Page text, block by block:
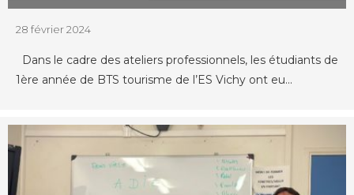
28 février 2024
Dans le cadre des ateliers professionnels, les étudiants de
1ère année de BTS tourisme de l’ES Vichy ont eu...